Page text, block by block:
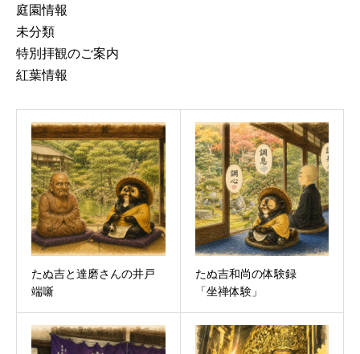
庭園情報
未分類
特別拝観のご案内
紅葉情報
たぬ吉と達磨さんの井戸
端噺
たぬ吉和尚の体験録
「坐禅体験」